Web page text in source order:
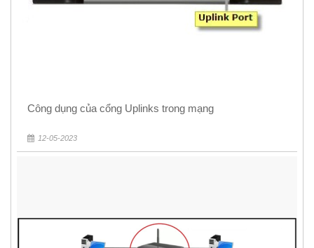
Công dụng của cổng Uplinks trong mạng
12-05-2023